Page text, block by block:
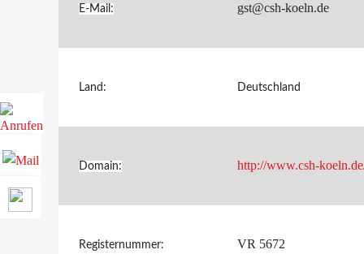
E-Mail: gst@csh-koeln.de
Land: Deutschland
Domain: http://www.csh-
Registernummer: VR 5672